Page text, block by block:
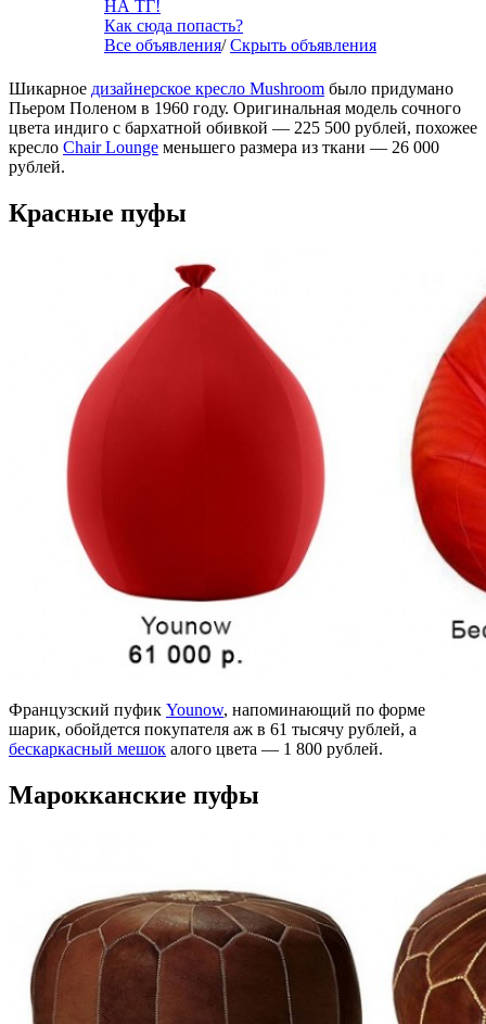
НА ТГ!
Как сюда попасть?
Все объявления/Скрыть объявления
Шикарное дизайнерское кресло Mushroom было придумано
Пьером Поленом в 1960 году. Оригинальная модель сочного
цвета индиго с бархатной обивкой — 225 500 рублей, похожее
кресло Chair Lounge меньшего размера из ткани — 26 000
рублей.
Красные пуфы
Французский пуфик Younow, напоминающий по форме
шарик, обойдется покупателя аж в 61 тысячу рублей, а
бескаркасный мешок алого цвета — 1 800 рублей.
Марокканские пуфы